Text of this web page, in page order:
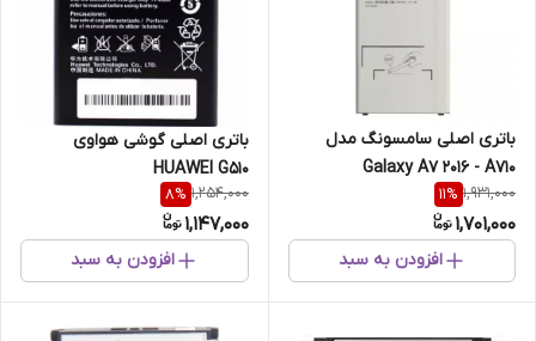
باتری اصلی سامسونگ مدل
Galaxy A7 2016 - A710
1,931,000
11%
1,701,000
افزودن به سبد
باتری اصلی گوشی هواوی
HUAWEI G510
1,254,000
8%
1,147,000
افزودن به سبد